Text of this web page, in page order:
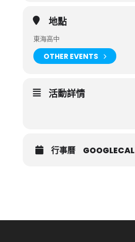
地點
東海高中
OTHER EVENTS
活動詳情
行事曆 GOOGLECAL